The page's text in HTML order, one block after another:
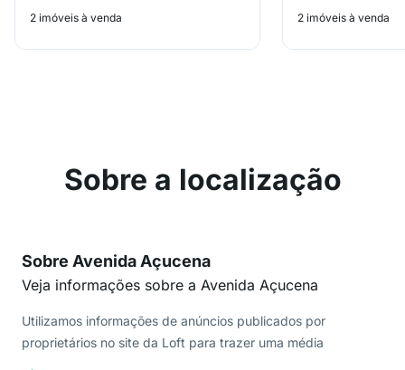
2 imóveis à venda
2 imóveis à venda
Sobre a localização
Sobre Avenida Açucena
Veja informações sobre a Avenida Açucena
Utilizamos informações de anúncios publicados por
proprietários no site da Loft para trazer uma média